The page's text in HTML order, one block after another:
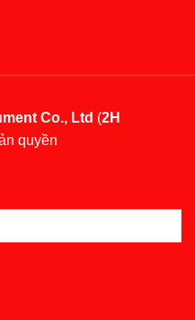
Co., Ltd (2H
quyền